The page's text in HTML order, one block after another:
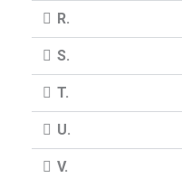
R.
S.
T.
U.
V.